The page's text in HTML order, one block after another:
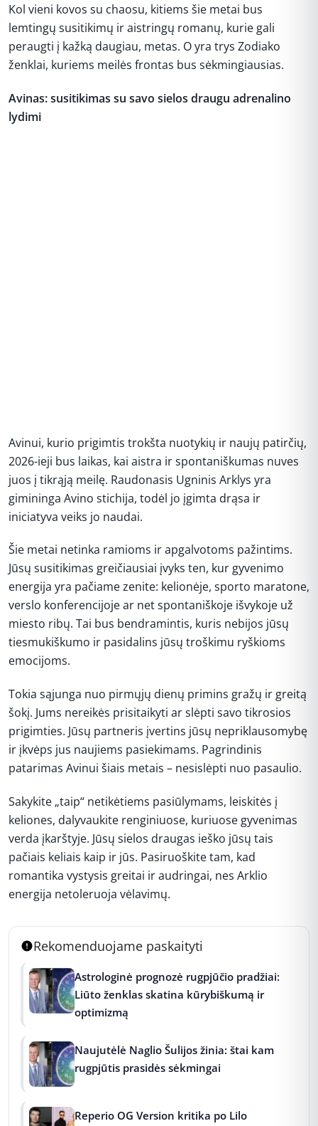
Kol vieni kovos su chaosu, kitiems šie metai bus
lemtingų susitikimų ir aistringų romanų, kurie gali
peraugti į kažką daugiau, metas. O yra trys Zodiako
ženklai, kuriems meilės frontas bus sėkmingiausias.
Avinas: susitikimas su savo sielos draugu adrenalino
lydimi
Avinui, kurio prigimtis trokšta nuotykių ir naujų patirčių,
2026-ieji bus laikas, kai aistra ir spontaniškumas nuves
juos į tikrąją meilę. Raudonasis Ugninis Arklys yra
gimininga Avino stichija, todėl jo įgimta drąsa ir
iniciatyva veiks jo naudai.
Šie metai netinka ramioms ir apgalvotoms pažintims.
Jūsų susitikimas greičiausiai įvyks ten, kur gyvenimo
energija yra pačiame zenite: kelionėje, sporto maratone,
verslo konferencijoje ar net spontaniškoje išvykoje už
miesto ribų. Tai bus bendramintis, kuris nebijos jūsų
tiesmukiškumo ir pasidalins jūsų troškimu ryškioms
emocijoms.
Tokia sąjunga nuo pirmųjų dienų primins gražų ir greitą
šokį. Jums nereikės prisitaikyti ar slėpti savo tikrosios
prigimties. Jūsų partneris įvertins jūsų nepriklausomybę
ir įkvėps jus naujiems pasiekimams. Pagrindinis
patarimas Avinui šiais metais – nesislėpti nuo pasaulio.
Sakykite „taip“ netikėtiems pasiūlymams, leiskitės į
keliones, dalyvaukite renginiuose, kuriuose gyvenimas
verda įkarštyje. Jūsų sielos draugas ieško jūsų tais
pačiais keliais kaip ir jūs. Pasiruoškite tam, kad
romantika vystysis greitai ir audringai, nes Arklio
energija netoleruoja vėlavimų.
Rekomenduojame paskaityti
Astrologinė prognozė rugpjūčio pradžiai:
Liūto ženklas skatina kūrybiškumą ir
optimizmą
Naujutėlė Naglio Šulijos žinia: štai kam
rugpjūtis prasidės sėkmingai
Reperio OG Version kritika po Lilo